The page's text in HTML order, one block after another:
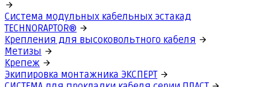
Система модульных кабельных эстакад
TECHNORAPTOR®
Крепления для высоковольтного кабеля
Метизы
Крепеж
Экипировка монтажника ЭКСПЕРТ